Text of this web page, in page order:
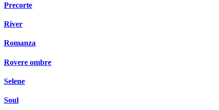
Precorte
River
Romanza
Rovere ombre
Selene
Soul